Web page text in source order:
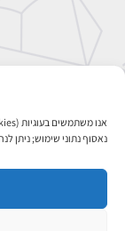
נאסוף נתוני שימוש; ניתן
אבן